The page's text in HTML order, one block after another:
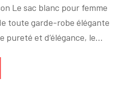
pour
Femme
d’Élégance
Le sac blanc pour femme
toute garde-robe élégante
pureté et d’élégance, le…